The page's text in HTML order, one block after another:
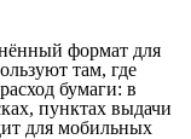
формат для
там, где
бумаги: в
пунктах выдачи
для мобильных